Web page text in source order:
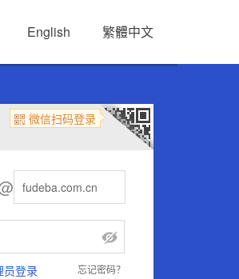
English 繁體中文
微信扫码登录
员登录 忘记密码？